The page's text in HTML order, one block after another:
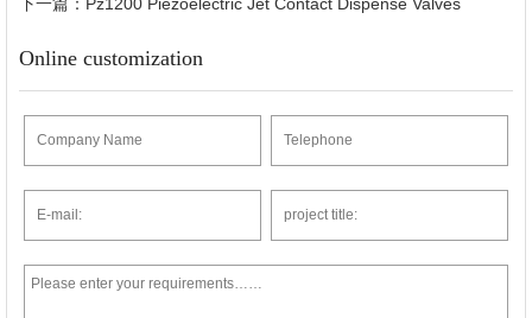
下一篇：Pz1200 Piezoelectric Jet Contact Dispense Valves
Online customization